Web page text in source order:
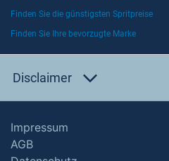
Finden Sie die günstigsten Spritpreise
Finden Sie Ihre bevorzugte Marke
Disclaimer
Impressum
AGB